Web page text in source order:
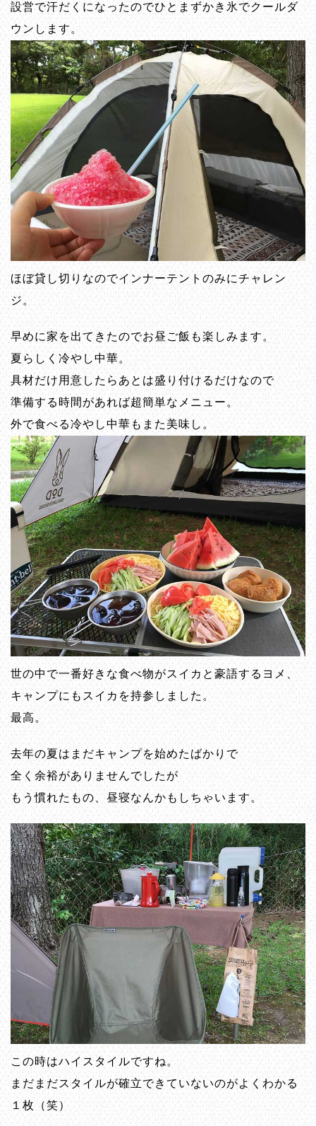
設営で汗だくになったのでひとまずかき氷でクールダ
ウンします。
ほぼ貸し切りなのでインナーテントのみにチャレン
ジ。
早めに家を出てきたのでお昼ご飯も楽しみます。
夏らしく冷やし中華。
具材だけ用意したらあとは盛り付けるだけなので
準備する時間があれば超簡単なメニュー。
外で食べる冷やし中華もまた美味し。
世の中で一番好きな食べ物がスイカと豪語するヨメ、
キャンプにもスイカを持参しました。
最高。
去年の夏はまだキャンプを始めたばかりで
全く余裕がありませんでしたが
もう慣れたもの、昼寝なんかもしちゃいます。
この時はハイスタイルですね。
まだまだスタイルが確立できていないのがよくわかる
１枚（笑）